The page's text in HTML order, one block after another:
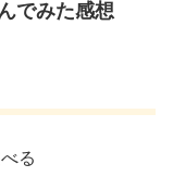
でみた感想
る